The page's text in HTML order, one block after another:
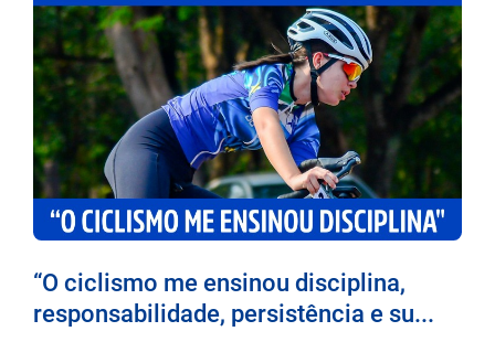
“O ciclismo me ensinou disciplina,
responsabilidade, persistência e su...